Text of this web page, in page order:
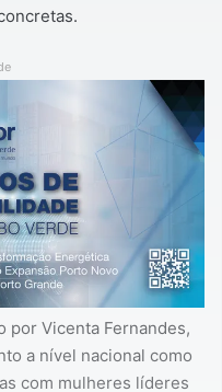
por Vicenta Fernandes,
a nível nacional como
com mulheres líderes